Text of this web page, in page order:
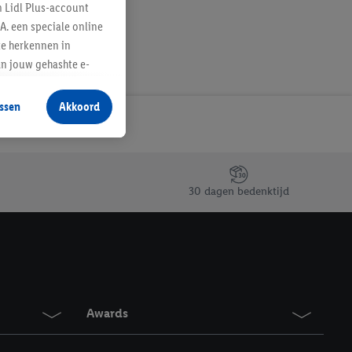
30 dagen bedenktijd
Awards
Lidl Plus-account
een speciale online
herkennen in
jouw gehashte e-
producten waarin je
te plaatsen
jouw gehashte e-
kunnen worden
vergelijkbare
Meer informatie,
Akkoord